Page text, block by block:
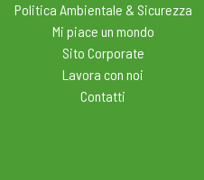
Politica Ambientale & Sicurezza
Mi piace un mondo
Sito Corporate
Lavora con noi
Contatti